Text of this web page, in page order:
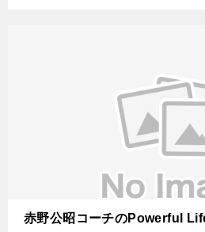
赤野公昭コーチのPowerful